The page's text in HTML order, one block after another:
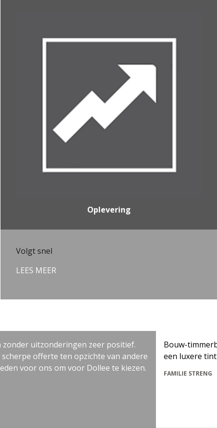
Oplevering
Volgt snel
LEES MEER
uitzonderingen zeer positief.
offerte ten opzichte van andere
ons om voor Dollee te kiezen.
Bouw-
een luxere tint
FAMILIE STRENG